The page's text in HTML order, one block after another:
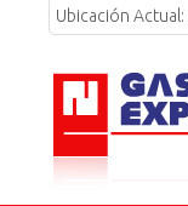
Ubicación Actual: